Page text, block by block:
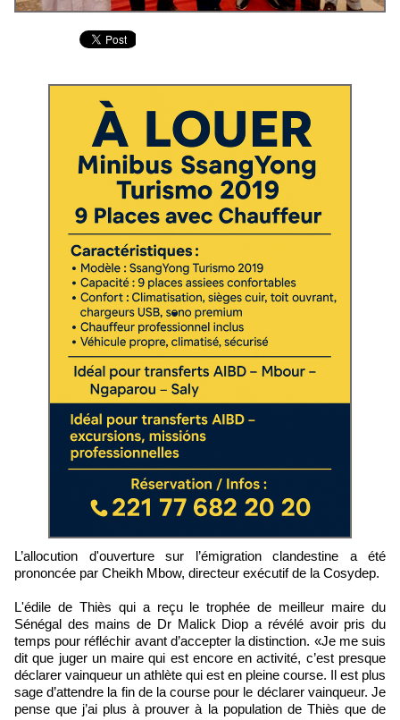
L’allocution d'ouverture sur l’émigration clandestine a été
prononcée par Cheikh Mbow, directeur exécutif de la Cosydep.
L'édile de Thiès qui a reçu le trophée de meilleur maire du
Sénégal des mains de Dr Malick Diop a révélé avoir pris du
temps pour réfléchir avant d’accepter la distinction. «Je me suis
dit que juger un maire qui est encore en activité, c’est presque
déclarer vainqueur un athlète qui est en pleine course. Il est plus
sage d’attendre la fin de la course pour le déclarer vainqueur. Je
pense que j’ai plus à prouver à la population de Thiès que de